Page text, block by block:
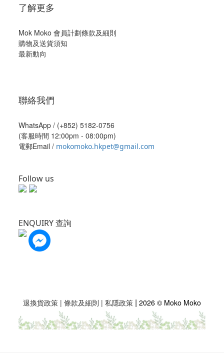
了解更多
Mok Moko 會員計劃條款及細則
購物及送貨須知
最新動向
聯絡我們
WhatsApp / (+852) 5182-0756
(客服時間 12:00pm - 08:00pm)
電郵Email / mokomoko.hkpet@gmail.com
Follow us
ENQUIRY 查詢
退換貨政策 | 條款及細則 | 私隱政策 | 2026 © Moko Moko